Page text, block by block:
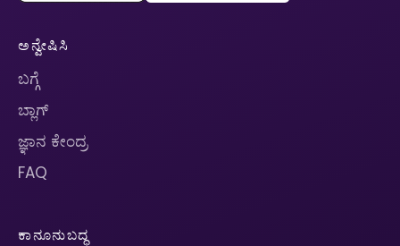
ಅನ್ವೇಷಿಸಿ
ಬಗ್ಗೆ
ಬ್ಲಾಗ್
ಜ್ಞಾನ ಕೇಂದ್ರ
FAQ
ಕಾನೂನುಬದ್ಧ